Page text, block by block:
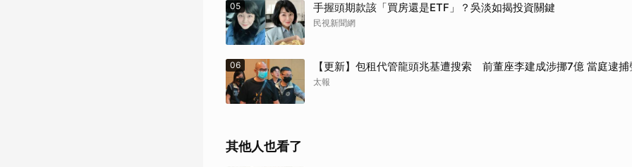
05 手握頭期款該「買房還是ETF」？吳淡如揭投資關鍵
民視新聞網
06 【更新】包租代管龍頭兆基遭搜索 前董座李建成涉挪7億 當庭逮
太報
其他人也看了